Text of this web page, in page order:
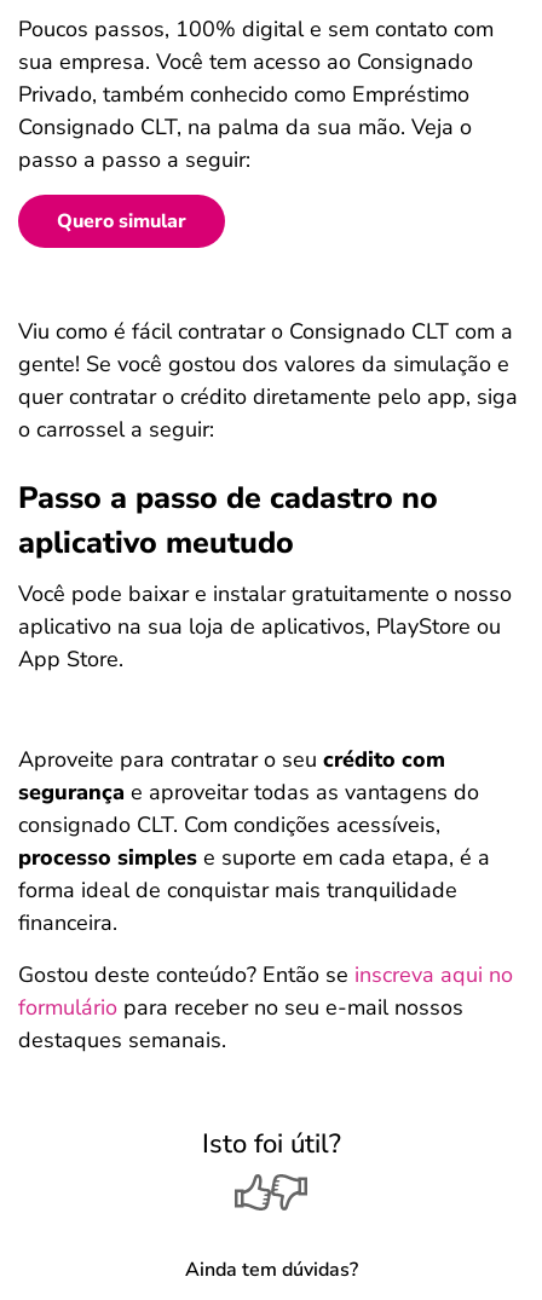
Poucos passos, 100% digital e sem contato com
sua empresa. Você tem acesso ao Consignado
Privado, também conhecido como Empréstimo
Consignado CLT, na palma da sua mão. Veja o
passo a passo a seguir:
Quero simular
Viu como é fácil contratar o Consignado CLT com a
gente! Se você gostou dos valores da simulação e
quer contratar o crédito diretamente pelo app, siga
o carrossel a seguir:
Passo a passo de cadastro no
aplicativo meutudo
Você pode baixar e instalar gratuitamente o nosso
aplicativo na sua loja de aplicativos, PlayStore ou
App Store.
Aproveite para contratar o seu crédito com
segurança e aproveitar todas as vantagens do
consignado CLT. Com condições acessíveis,
processo simples e suporte em cada etapa, é a
forma ideal de conquistar mais tranquilidade
financeira.
Gostou deste conteúdo? Então se inscreva aqui no
formulário para receber no seu e-mail nossos
destaques semanais.
Isto foi útil?
Ainda tem dúvidas?